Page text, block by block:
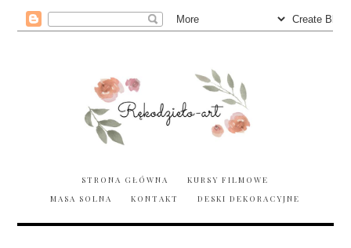
STRONA GŁÓWNA
KURSY FILMOWE
MASA SOLNA
KONTAKT DESKI DEKORACYJNE